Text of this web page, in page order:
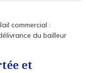
commercial :
du bailleur
et